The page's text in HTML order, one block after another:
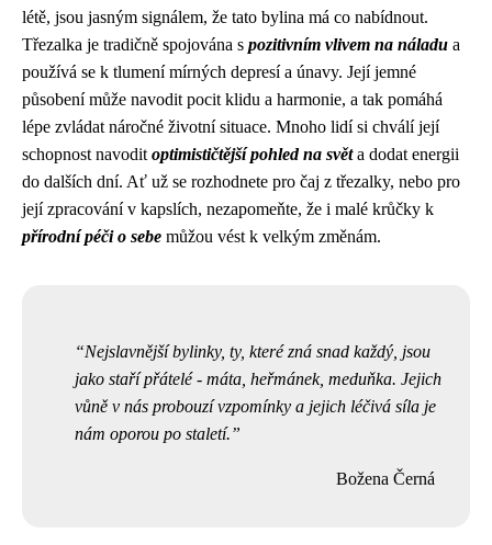
létě, jsou jasným signálem, že tato bylina má co nabídnout.
Třezalka je tradičně spojována s pozitivním vlivem na náladu a
používá se k tlumení mírných depresí a únavy. Její jemné
působení může navodit pocit klidu a harmonie, a tak pomáhá
lépe zvládat náročné životní situace. Mnoho lidí si chválí její
schopnost navodit optimističtější pohled na světa dodat energii
do dalších dní. Ať už se rozhodnete pro čaj z třezalky, nebo pro
její zpracování v kapslích, nezapomeňte, že i malé krůčky k
přírodní péči o sebe můžou vést k velkým změnám.
Nejslavnější bylinky, ty, které zná snad každý, jsou
jako staří přátelé - máta, heřmánek, meduňka. Jejich
vůně v nás probouzí vzpomínky a jejich léčivá síla je
nám oporou po staletí.
Božena Černá